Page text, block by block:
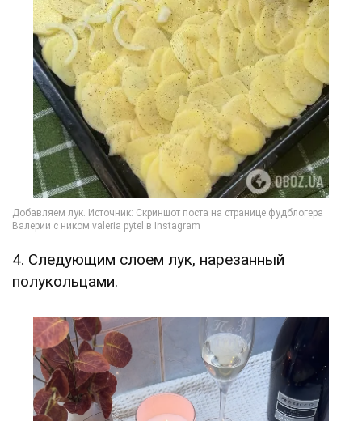
4. Следующим слоем лук, нарезанный
полукольцами.